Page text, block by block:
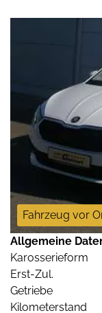
Fahrzeug vor
Allgemeine
Karosserieform
Erst-Zul.
Getriebe
Kilometerstand